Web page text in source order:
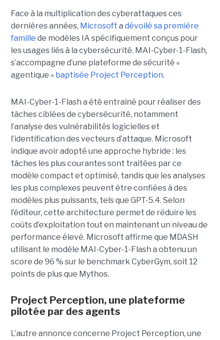
Face à la multiplication des cyberattaques ces
dernières années, Microsoft a dévoilé sa première
famille de modèles IA spécifiquement conçus pour
les usages liés à la cybersécurité. MAI-Cyber-1-Flash,
s’accompagne d’une plateforme de sécurité «
agentique » baptisée Project Perception.
MAI-Cyber-1-Flash a été entraîné pour réaliser des
tâches ciblées de cybersécurité, notamment
l’analyse des vulnérabilités logicielles et
l’identification des vecteurs d’attaque. Microsoft
indique avoir adopté une approche hybride : les
tâches les plus courantes sont traitées par ce
modèle compact et optimisé, tandis que les analyses
les plus complexes peuvent être confiées à des
modèles plus puissants, tels que GPT-5.4. Selon
l’éditeur, cette architecture permet de réduire les
coûts d’exploitation tout en maintenant un niveau de
performance élevé. Microsoft affirme que MDASH
utilisant le modèle MAI-Cyber-1-Flash a obtenu un
score de 96 % sur le benchmark CyberGym, soit 12
points de plus que Mythos.
Project Perception, une plateforme
pilotée par des agents
L’autre annonce concerne Project Perception, une